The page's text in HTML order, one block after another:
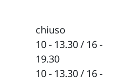
chiuso
10 - 13.30 / 16 -
19.30
10 - 13.30 / 16 -